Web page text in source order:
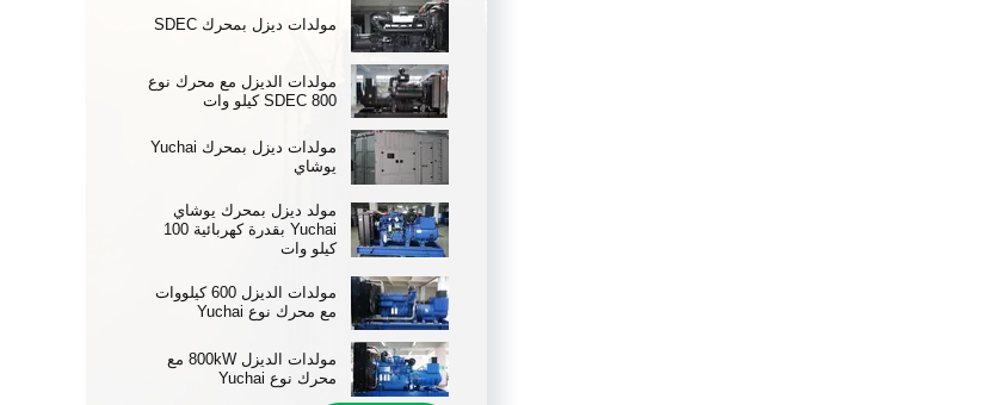
مولدات ديزل بمحرك SDEC
مولدات الديزل مع محرك نوع
SDEC 800 كيلو وات
مولدات ديزل بمحرك Yuchai
يوشاي
مولد ديزل بمحرك يوشاي
Yuchai بقدرة كهربائية 100
كيلو وات
مولدات الديزل 600 كيلووات
مع محرك نوع Yuchai
مولدات الديزل 800kW مع
محرك نوع Yuchai